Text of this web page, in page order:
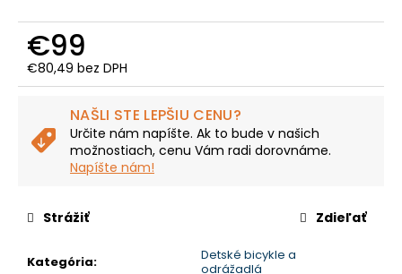
€99
€80,49 bez DPH
Jednotková
NAŠLI STE LEPŠIU CENU?
Určite nám napíšte. Ak to bude v našich
možnostiach, cenu Vám radi dorovnáme.
Napíšte nám!
Kategória:
Detské bicykle a
odrážadlá
Strážiť Zdieľať
p
o
ú
m
LIBERTY